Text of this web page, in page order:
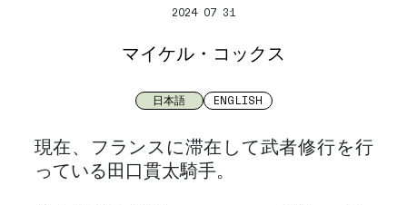
2024 07 31
マイケル・コックス
日本語 ENGLISH
現在、フランスに滞在して武者修行を行
っている田口貫太騎手。